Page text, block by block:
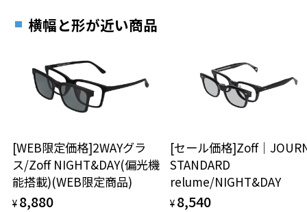
横幅と形が近い商品
[WEB限定価格]2WAYグラ
ス/Zoff NIGHT&DAY(偏光機
能搭載)(WEB限定商品)
¥ 8,880
[セール価格]Zoff｜
STANDARD
relume/NIGHT&DAY
¥ 8,540